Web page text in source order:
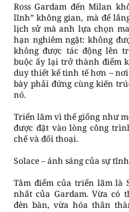
Ross Gardam đến Milan
lĩnh” không gian, mà để
lịch sử mà anh lựa chọn
hạn nghiêm ngặt: không
không được tác động lên
buộc ấy lại trở thành điểm
duy thiết kế tinh tế hơn –
bày phải đứng cùng kiến
nó.
Triển lãm vì thế giống như
được đặt vào lòng công
chế và đối thoại.
Solace – ánh sáng của sự
Tâm điểm của triển lãm là
nhất của Gardam. Vừa có
đèn bàn, vừa hóa thân